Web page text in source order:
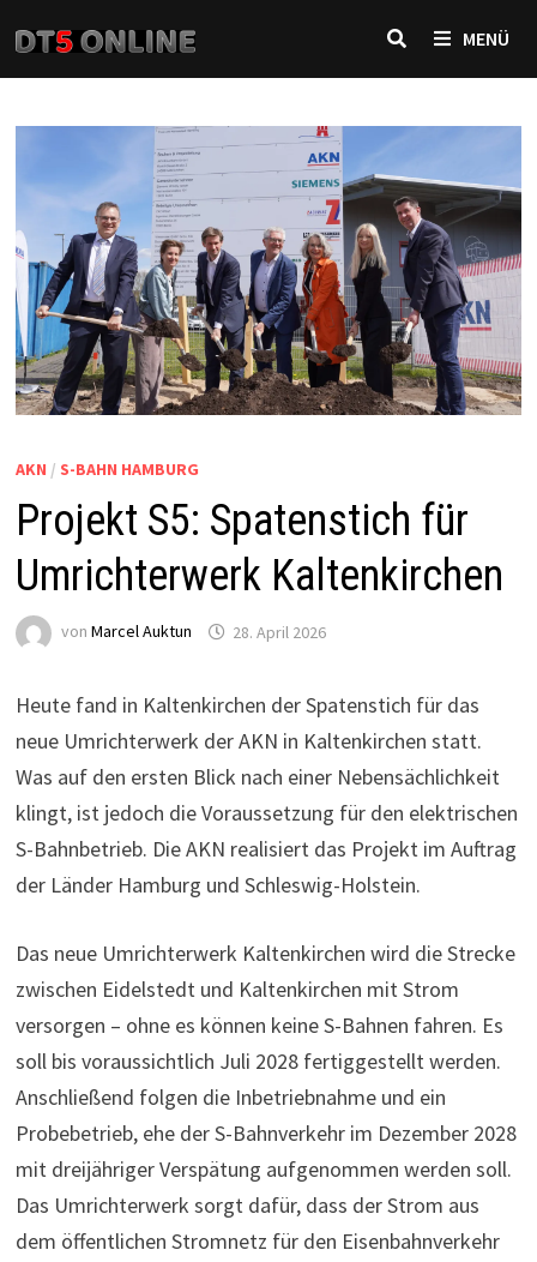
zum
Inhalt
MENÜ
AKN / S-BAHN HAMBURG
Projekt S5: Spatenstich für
Umrichterwerk Kaltenkirchen
von Marcel Auktun 28. April 2026
Heute fand in Kaltenkirchen der Spatenstich für das
neue Umrichterwerk der AKN in Kaltenkirchen statt.
Was auf den ersten Blick nach einer Nebensächlichkeit
klingt, ist jedoch die Voraussetzung für den elektrischen
S-Bahnbetrieb. Die AKN realisiert das Projekt im Auftrag
der Länder Hamburg und Schleswig-Holstein.
Das neue Umrichterwerk Kaltenkirchen wird die Strecke
zwischen Eidelstedt und Kaltenkirchen mit Strom
versorgen – ohne es können keine S-Bahnen fahren. Es
soll bis voraussichtlich Juli 2028 fertiggestellt werden.
Anschließend folgen die Inbetriebnahme und ein
Probebetrieb, ehe der S-Bahnverkehr im Dezember 2028
mit dreijähriger Verspätung aufgenommen werden soll.
Das Umrichterwerk sorgt dafür, dass der Strom aus
dem öffentlichen Stromnetz für den Eisenbahnverkehr